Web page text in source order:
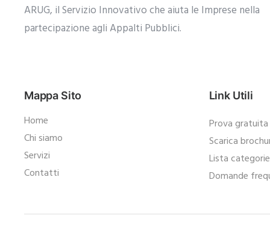
ARUG, il Servizio Innovativo che aiuta le Imprese nella
partecipazione agli Appalti Pubblici.​
Mappa Sito
Home
Chi siamo
Servizi
Contatti
Link Utili
Prova gratuita
Scarica
Lista
Domande